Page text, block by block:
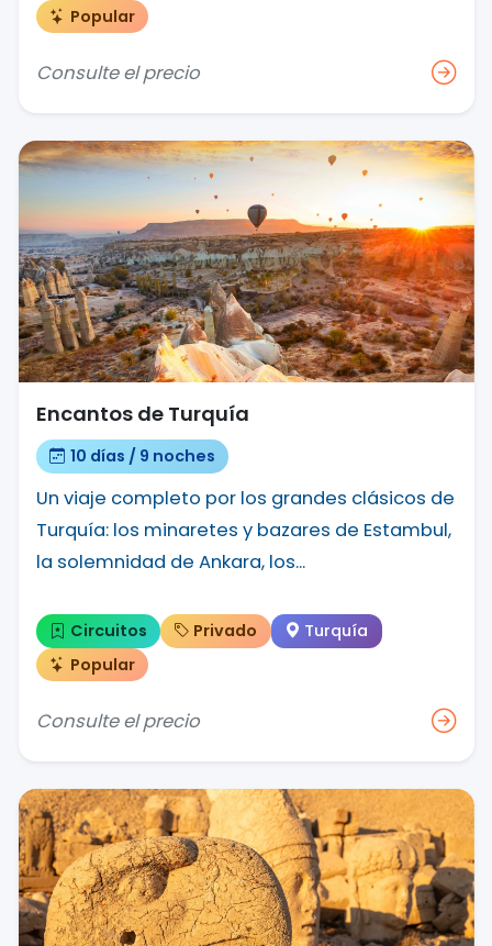
Popular
Consulte el precio
Encantos de Turquía
10 días / 9 noches
Un viaje completo por los grandes clásicos de
Turquía: los minaretes y bazares de Estambul,
la solemnidad de Ankara, los...
Circuitos Privado
Turquía
Popular
Consulte el precio